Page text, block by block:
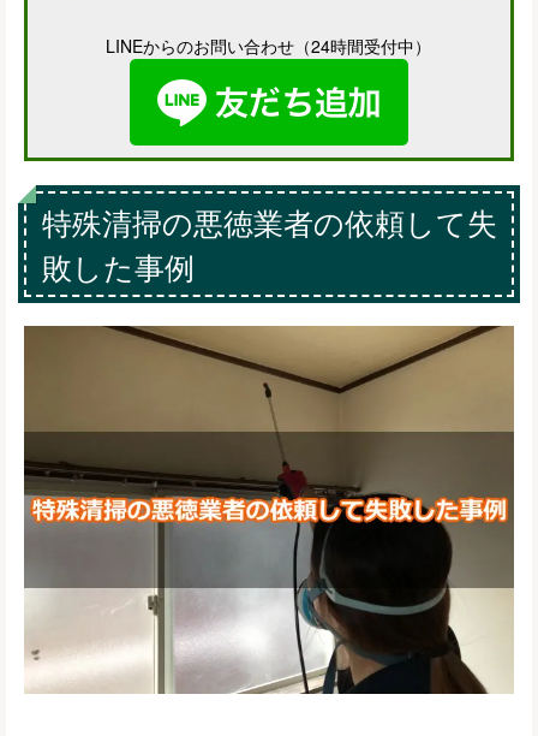
LINEからのお問い合わせ（24時間受付中）
特殊清掃の悪徳業者の依頼して失
敗した事例